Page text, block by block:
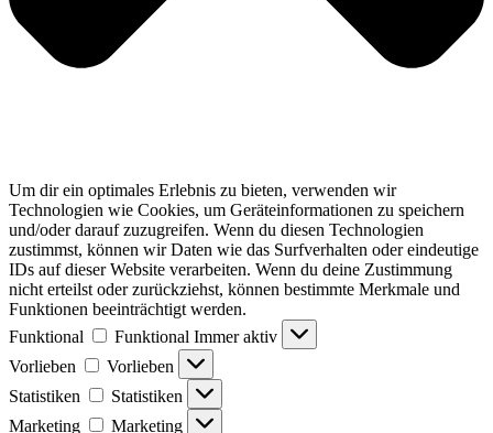
Um dir ein optimales Erlebnis zu bieten, verwenden wir
Technologien wie Cookies, um Geräteinformationen zu speichern
und/oder darauf zuzugreifen. Wenn du diesen Technologien
zustimmst, können wir Daten wie das Surfverhalten oder eindeutige
IDs auf dieser Website verarbeiten. Wenn du deine Zustimmung
nicht erteilst oder zurückziehst, können bestimmte Merkmale und
Funktionen beeinträchtigt werden.
Funktional
Funktional Immer aktiv
Vorlieben
Vorlieben
Statistiken
Statistiken
Marketing
Marketing